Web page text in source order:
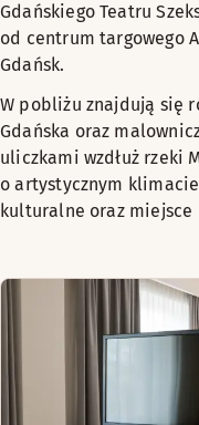
Gdańskiego Teatru
od centrum targowego
Gdańsk.
W pobliżu znajdują się
Gdańska oraz
uliczkami wzdłuż rzeki
o artystycznym
kulturalne oraz